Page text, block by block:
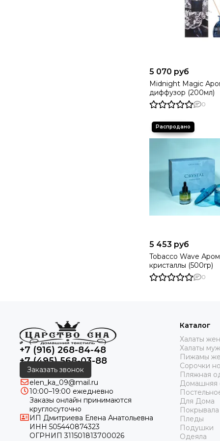
5 070 руб
Midnight Magic
диффузор (200мл)
0
5 453 руб
Tobacco Wave
кристаллы (500гр)
0
+7 (916) 268-84-48
+7 (495) 568-03-88
Заказать звонок
elen_ka_09@mail.ru
10:00–19:00 ежедневно
Заказы онлайн принимаются
круглосуточно
ИП Дмитриева Елена Анатольевна
ИНН 505440874323
ОГРНИП 311501813700026
Каталог
Халаты
Халаты
Пижамы
Сорочки
Пляжная
Домашняя
Для Дома
Покрывала
Пледы
Подушки
Одеяла